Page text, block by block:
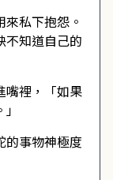
來私下抱怨。
不知道自己的
嘴裡，「如果
的事物神極度